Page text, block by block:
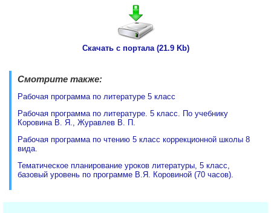
Скачать с портала (21.9 Kb)
Смотрите также:
Рабочая программа по литературе 5 класс
Рабочая программа по литературе. 5 класс. По учебнику
Коровина В. Я., Журавлев В. П.
Рабочая программа по чтению 5 класс коррекционной школы 8
вида.
Тематическое планирование уроков литературы, 5 класс,
базовый уровень по программе В.Я. Коровиной (70 часов).